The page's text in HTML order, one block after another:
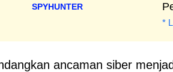
SPYHUNTER
*
ancaman siber